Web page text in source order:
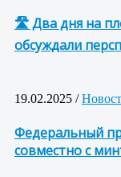
🛣 Два дня на
обсуждали
19.02.2025 /
Федеральный
совместно с